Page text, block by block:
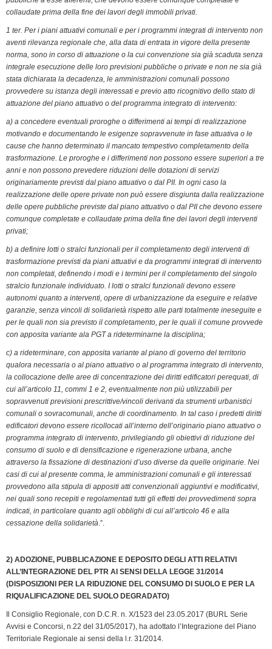
collaudate prima della fine dei lavori degli immobili privati.
1 ter. Per i piani attuativi comunali e per i programmi integrati di intervento non
aventi rilevanza regionale che, alla data di entrata in vigore della presente
norma, sono in corso di attuazione o la cui convenzione sia già scaduta senza
integrale esecuzione delle loro previsioni pubbliche o private e non ne sia già
stata dichiarata la decadenza, le amministrazioni comunali possono
provvedere su istanza degli interessati e previo atto ricognitivo dello stato di
attuazione del piano attuativo o del programma integrato di intervento:
a) a concedere eventuali proroghe o differimenti ai tempi di realizzazione
motivando e documentando le esigenze sopravvenute in fase attuativa o le
cause che hanno determinato il mancato tempestivo completamento della
trasformazione. Le proroghe e i differimenti non possono essere superiori a tre
anni e non possono prevedere riduzioni delle dotazioni di servizi
originariamente previsti dal piano attuativo o dal PII. In ogni caso la
realizzazione delle opere private non può essere disgiunta dalla realizzazione
delle opere pubbliche previste dal piano attuativo o dal PII che devono essere
comunque completate e collaudate prima della fine dei lavori degli interventi
privati;
b) a definire lotti o stralci funzionali per il completamento degli interventi di
trasformazione previsti da piani attuativi e da programmi integrati di intervento
non completati, definendo i modi e i termini per il completamento del singolo
stralcio funzionale individuato. I lotti o stralci funzionali devono essere
autonomi quanto a interventi, opere di urbanizzazione da eseguire e relative
garanzie, senza vincoli di solidarietà rispetto alle parti totalmente ineseguite e
per le quali non sia previsto il completamento, per le quali il comune provvede
con apposita variante ala PGT a rideterminarne la disciplina;
c) a rideterminare, con apposita variante al piano di governo del territorio
qualora necessaria o al piano attuativo o al programma integrato di intervento,
la collocazione delle aree di concentrazione dei diritti edificatori perequati, di
cui all’articolo 11, commi 1 e 2, eventualmente non più utilizzabili per
sopravvenuti previsioni prescrittive/vincoli derivanti da strumenti urbanistici
comunali o sovracomunali, anche di coordinamento. In tal caso i predetti diritti
edificatori devono essere ricollocati all’interno dell’originario piano attuativo o
programma integrato di intervento, privilegiando gli obiettivi di riduzione del
consumo di suolo e di densificazione e rigenerazione urbana, anche
attraverso la fissazione di destinazioni d’uso diverse da quelle originarie. Nei
casi di cui al presente comma, le amministrazioni comunali e gli interessati
provvedono alla stipula di appositi atti convenzionali aggiuntivi e modificativi,
nei quali sono recepiti e regolamentati tutti gli effetti dei provvedimenti sopra
indicati, in particolare quanto agli obblighi di cui all’articolo 46 e alla
cessazione della solidarietà.”.
2) ADOZIONE, PUBBLICAZIONE E DEPOSITO DEGLI ATTI RELATIVI
ALL’INTEGRAZIONE DEL PTR AI SENSI DELLA LEGGE 31/2014
(DISPOSIZIONI PER LA RIDUZIONE DEL CONSUMO DI SUOLO E PER LA
RIQUALIFICAZIONE DEL SUOLO DEGRADATO)
Il Consiglio Regionale, con D.C.R. n. X/1523 del 23.05.2017 (BURL Serie
Avvisi e Concorsi, n.22 del 31/05/2017), ha adottato l’Integrazione del Piano
Territoriale Regionale ai sensi della l.r. 31/2014.